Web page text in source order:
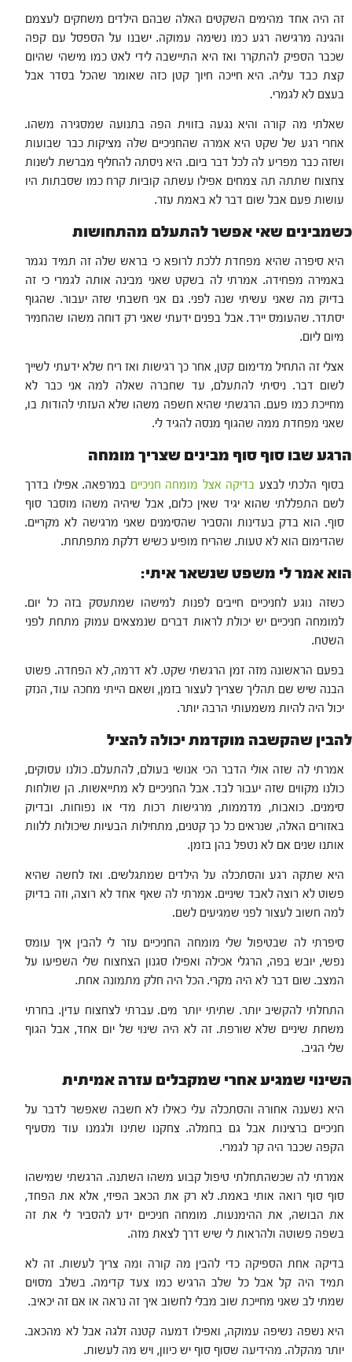
זה היה אחד מהימים השקטים האלה שבהם הילדים משחקים לעצמם
והגינה מרגישה רגע כמו נשימה עמוקה. ישבנו על הספסל עם קפה
שכבר הספיק להתקרר ואז היא התיישבה לידי לאט כמו מישהי שהיום
קצת כבד עליה. היא חייכה חיוך קטן כזה שאומר שהכל בסדר אבל
בעצם לא לגמרי.
שאלתי מה קורה והיא נגעה בזווית הפה בתנועה שמסגירה משהו.
אחרי רגע של שקט היא אמרה שהחניכיים שלה מציקות כבר שבועות
ושזה כבר מפריע לה לכל דבר ביום. היא ניסתה להחליף מברשת לשנות
צחצוח שתתה תה צמחים אפילו עשתה קוביות קרח כמו שסבתות היו
עושות פעם אבל שום דבר לא באמת עזר.
כשמבינים שאי אפשר להתעלם מהתחושות
היא סיפרה שהיא מפחדת ללכת לרופא כי בראש שלה זה תמיד נגמר
באמירה מפחידה. אמרתי לה בשקט שאני מבינה אותה לגמרי כי זה
בדיוק מה שאני עשיתי שנה לפני. גם אני חשבתי שזה יעבור. שהגוף
יסתדר. שהעומס יירד. אבל בפנים ידעתי שאני רק דוחה משהו שהחמיר
מיום ליום.
אצלי זה התחיל מדימום קטן, אחר כך רגישות ואז ריח שלא ידעתי לשייך
לשום דבר. ניסיתי להתעלם, עד שחברה שאלה למה אני כבר לא
מחייכת כמו פעם. הרגשתי שהיא חשפה משהו שלא העזתי להודות בו,
שאני מפחדת ממה שהגוף מנסה להגיד לי.
הרגע שבו סוף סוף מבינים שצריך מומחה
בסוף הלכתי לבצע בדיקה אצל מומחה חניכיים במרפאה. אפילו בדרך
לשם התפללתי שהוא יגיד שאין כלום, אבל שיהיה משהו מוסבר סוף
סוף. הוא בדק בעדינות והסביר שהסימנים שאני מרגישה לא מקריים.
שהדימום הוא לא טעות. שהריח מופיע כשיש דלקת מתפתחת.
הוא אמר לי משפט שנשאר איתי:
כשזה נוגע לחניכיים חייבים לפנות למישהו שמתעסק בזה כל יום.
למומחה חניכיים יש יכולת לראות דברים שנמצאים עמוק מתחת לפני
השטח.
בפעם הראשונה מזה זמן הרגשתי שקט. לא דרמה, לא הפחדה. פשוט
הבנה שיש שם תהליך שצריך לעצור בזמן, ושאם הייתי מחכה עוד, הנזק
יכול היה להיות משמעותי הרבה יותר.
להבין שהקשבה מוקדמת יכולה להציל
אמרתי לה שזה אולי הדבר הכי אנושי בעולם, להתעלם. כולנו עסוקים,
כולנו מקווים שזה יעבור לבד. אבל החניכיים לא מתייאשות. הן שולחות
סימנים. כואבות, מדממות, מרגישות רכות מדי או נפוחות. ובדיוק
באזורים האלה, שנראים כל כך קטנים, מתחילות הבעיות שיכולות ללוות
אותנו שנים אם לא נטפל בהן בזמן.
היא שתקה רגע והסתכלה על הילדים שמתגלשים. ואז לחשה שהיא
פשוט לא רוצה לאבד שיניים. אמרתי לה שאף אחד לא רוצה, וזה בדיוק
למה חשוב לעצור לפני שמגיעים לשם.
סיפרתי לה שבטיפול שלי מומחה החניכיים עזר לי להבין איך עומס
נפשי, יובש בפה, הרגלי אכילה ואפילו סגנון הצחצוח שלי השפיעו על
המצב. שום דבר לא היה מקרי. הכל היה חלק מתמונה אחת.
התחלתי להקשיב יותר. שתיתי יותר מים. עברתי לצחצוח עדין. בחרתי
משחת שיניים שלא שורפת. זה לא היה שינוי של יום אחד, אבל הגוף
שלי הגיב.
השינוי שמגיע אחרי שמקבלים עזרה אמיתית
היא נשענה אחורה והסתכלה עלי כאילו לא חשבה שאפשר לדבר על
חניכיים ברצינות אבל גם בחמלה. צחקנו שתינו ולגמנו עוד מסעיף
הקפה שכבר היה קר לגמרי.
אמרתי לה שכשהתחלתי טיפול קבוע משהו השתנה. הרגשתי שמישהו
סוף סוף רואה אותי באמת. לא רק את הכאב הפיזי, אלא את הפחד,
את הבושה, את ההימנעות. מומחה חניכיים ידע להסביר לי את זה
בשפה פשוטה ולהראות לי שיש דרך לצאת מזה.
בדיקה אחת הספיקה כדי להבין מה קורה ומה צריך לעשות. זה לא
תמיד היה קל אבל כל שלב הרגיש כמו צעד קדימה. בשלב מסוים
שמתי לב שאני מחייכת שוב מבלי לחשוב איך זה נראה או אם זה יכאיב.
היא נשפה נשיפה עמוקה, ואפילו דמעה קטנה זלגה אבל לא מהכאב.
יותר מהקלה. מהידיעה שסוף סוף יש כיוון, ויש מה לעשות.